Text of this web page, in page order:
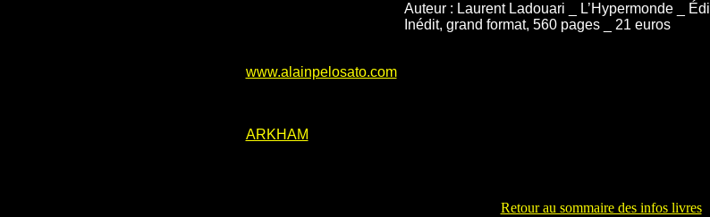
Auteur : Laurent Ladouari _ L’Hypermonde _
Inédit, grand format, 560 pages _ 21 euros
www.alainpelosato.com
ARKHAM
Retour au sommaire des infos livres